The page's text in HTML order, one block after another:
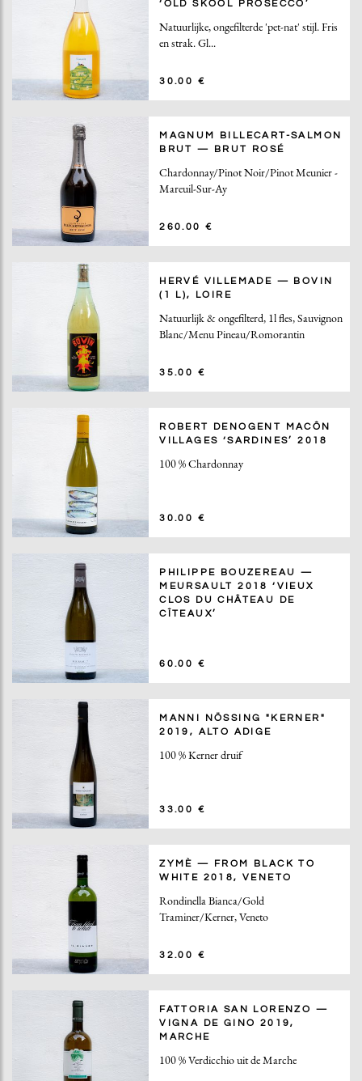
‘OLD SKOOL PROSECCO’
Natuurlijke, ongefilterde 'pet-nat' stijl. Fris
en strak. Gl...
30.00 €
MAGNUM BILLECART-SALMON
BRUT — BRUT ROSÉ
Chardonnay/Pinot Noir/Pinot Meunier -
Mareuil-Sur-Ay
260.00 €
HERVÉ VILLEMADE — BOVIN
(1 L), LOIRE
Natuurlijk & ongefilterd, 1l fles, Sauvignon
Blanc/Menu Pineau/Romorantin
35.00 €
ROBERT DENOGENT MACÔN
VILLAGES ‘SARDINES’ 2018
100 % Chardonnay
30.00 €
PHILIPPE BOUZEREAU —
MEURSAULT 2018 ‘VIEUX
CLOS DU CHÂTEAU DE
CÎTEAUX’
60.00 €
MANNI NÖSSING "KERNER"
2019, ALTO ADIGE
100 % Kerner druif
33.00 €
ZYMÈ — FROM BLACK TO
WHITE 2018, VENETO
Rondinella Bianca/Gold
Traminer/Kerner, Veneto
32.00 €
FATTORIA SAN LORENZO —
VIGNA DE GINO 2019,
MARCHE
100 % Verdicchio uit de Marche